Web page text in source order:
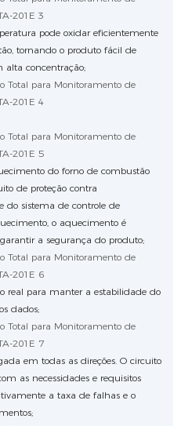
pode oxidar eficientemente
tornando o produto fácil de
alta concentração;
do forno de combustão
de proteção contra
do sistema de controle de
o aquecimento é
a segurança do produto;
real para manter a estabilidade do
dados;
em todas as direções. O circuito
as necessidades e requisitos
a taxa de falhas e o